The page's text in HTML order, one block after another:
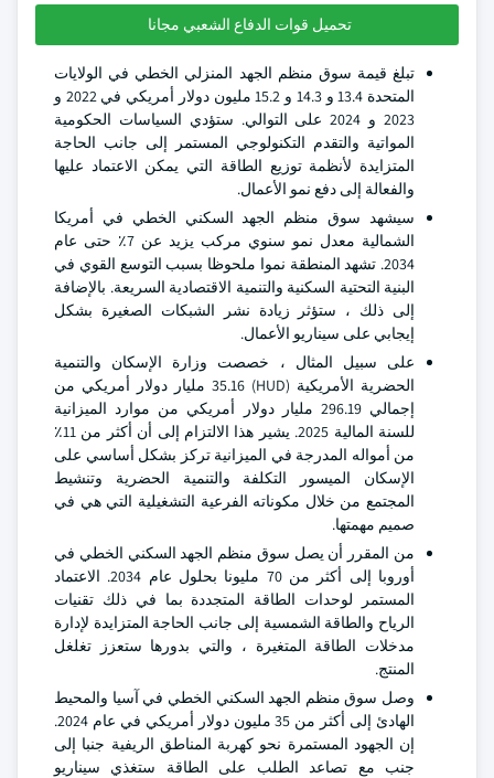
تحميل قوات الدفاع الشعبي مجانا
تبلغ قيمة سوق منظم الجهد المنزلي الخطي في الولايات
المتحدة 13.4 و 14.3 و 15.2 مليون دولار أمريكي في 2022 و
2023 و 2024 على التوالي. ستؤدي السياسات الحكومية
المواتية والتقدم التكنولوجي المستمر إلى جانب الحاجة
المتزايدة لأنظمة توزيع الطاقة التي يمكن الاعتماد عليها
والفعالة إلى دفع نمو الأعمال.
سيشهد سوق منظم الجهد السكني الخطي في أمريكا
الشمالية معدل نمو سنوي مركب يزيد عن 7٪ حتى عام
2034. تشهد المنطقة نموا ملحوظا بسبب التوسع القوي في
البنية التحتية السكنية والتنمية الاقتصادية السريعة. بالإضافة
إلى ذلك ، ستؤثر زيادة نشر الشبكات الصغيرة بشكل
إيجابي على سيناريو الأعمال.
على سبيل المثال ، خصصت وزارة الإسكان والتنمية
الحضرية الأمريكية (HUD) 35.16 مليار دولار أمريكي من
إجمالي 296.19 مليار دولار أمريكي من موارد الميزانية
للسنة المالية 2025. يشير هذا الالتزام إلى أن أكثر من 11٪
من أمواله المدرجة في الميزانية تركز بشكل أساسي على
الإسكان الميسور التكلفة والتنمية الحضرية وتنشيط
المجتمع من خلال مكوناته الفرعية التشغيلية التي هي في
صميم مهمتها.
من المقرر أن يصل سوق منظم الجهد السكني الخطي في
أوروبا إلى أكثر من 70 مليونا بحلول عام 2034. الاعتماد
المستمر لوحدات الطاقة المتجددة بما في ذلك تقنيات
الرياح والطاقة الشمسية إلى جانب الحاجة المتزايدة لإدارة
مدخلات الطاقة المتغيرة ، والتي بدورها ستعزز تغلغل
المنتج.
وصل سوق منظم الجهد السكني الخطي في آسيا والمحيط
الهادئ إلى أكثر من 35 مليون دولار أمريكي في عام 2024.
إن الجهود المستمرة نحو كهربة المناطق الريفية جنبا إلى
جنب مع تصاعد الطلب على الطاقة ستغذي سيناريو